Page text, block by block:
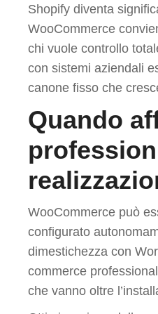
Shopify diventa
WooCommerce
chi vuole controllo
con sistemi aziendali
canone fisso che
Quando
WooCommerce può
configurato
dimestichezza con
commerce
che vanno oltre